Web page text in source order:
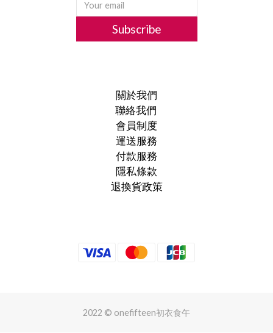
Subscribe
關於我們
聯絡我們
會員制度
運送服務
付款服務
隱私條款
退換貨政策
2022 © onefifteen初衣食午